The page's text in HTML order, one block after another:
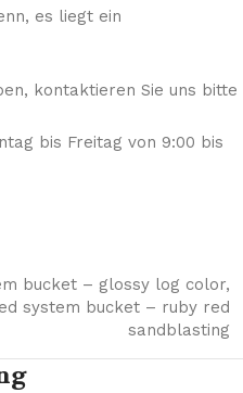
es liegt ein
kontaktieren Sie uns bitte
bis Freitag von 9:00 bis
bucket – glossy log color,
system bucket – ruby red
sandblasting